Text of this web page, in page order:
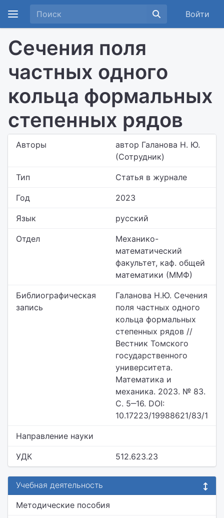
Войти
Сечения поля
частных одного
кольца формальных
степенных рядов
Авторы
автор Галанова Н. Ю.
(Сотрудник)
Тип Статья в журнале
Год 2023
Язык русский
Отдел
Механико-
математический
факультет, каф. общей
математики (ММФ)
Библиографическая
запись
Галанова Н.Ю. Сечения
поля частных одного
кольца формальных
степенных рядов //
Вестник Томского
государственного
университета.
Математика и
механика. 2023. № 83.
С. 5‒16. DOI:
10.17223/19988621/83/1
Направление науки
УДК 512.623.23
Учебная деятельность
Методические пособия